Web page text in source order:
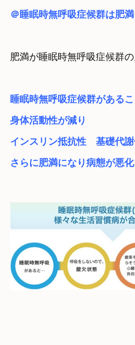
＠睡眠時無呼吸症候群は肥
睡眠時無呼吸症候群がある
身体活動性が減り
インスリン抵抗性　基礎代
さらに肥満になり病態が悪